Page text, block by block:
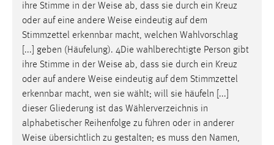
ihre Stimme in der Weise ab, dass sie durch ein Kreuz
oder auf eine andere Weise eindeutig auf dem
Stimmzettel erkennbar macht, welchen Wahlvorschlag
[...] geben (Häufelung). 4Die wahlberechtigte Person gibt
ihre Stimme in der Weise ab, dass sie durch ein Kreuz
oder auf andere Weise eindeutig auf dem Stimmzettel
erkennbar macht, wen sie wählt; will sie häufeln [...]
dieser Gliederung ist das Wählerverzeichnis in
alphabetischer Reihenfolge zu führen oder in anderer
Weise übersichtlich zu gestalten; es muss den Namen,